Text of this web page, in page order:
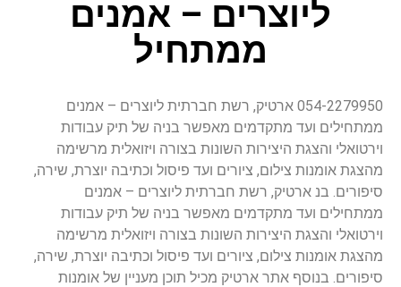
ליוצרים – אמנים
ממתחיל
054-2279950 ארטיק, רשת חברתית ליוצרים – אמנים
ממתחילים ועד מתקדמים מאפשר בניה של תיק עבודות
וירטואלי והצגת היצירות השונות בצורה ויזואלית מרשימה
מהצגת אומנות צילום, ציורים ועד פיסול וכתיבה יוצרת, שירה,
סיפורים. בנ ארטיק, רשת חברתית ליוצרים – אמנים
ממתחילים ועד מתקדמים מאפשר בניה של תיק עבודות
וירטואלי והצגת היצירות השונות בצורה ויזואלית מרשימה
מהצגת אומנות צילום, ציורים ועד פיסול וכתיבה יוצרת, שירה,
סיפורים. בנוסף אתר ארטיק מכיל תוכן מעניין של אומנות